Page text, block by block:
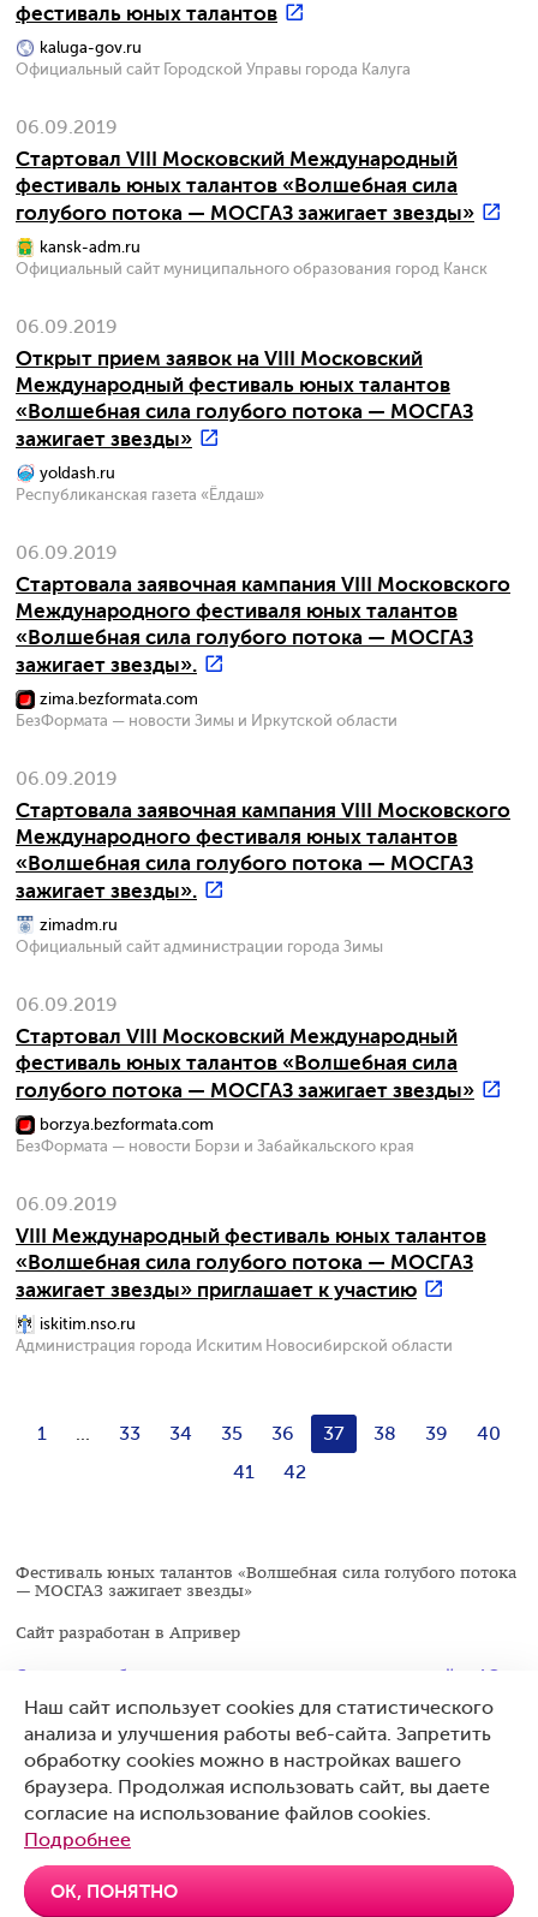
фестиваль юных талантов
kaluga-gov.ru
Официальный сайт Городской Управы города Калуга
06.09.2019
Стартовал VIII Московский Международный
фестиваль юных талантов «Волшебная сила
голубого потока — МОСГАЗ зажигает звезды»
kansk-adm.ru
Официальный сайт муниципального образования город Канск
06.09.2019
Открыт прием заявок на VIII Московский
Международный фестиваль юных талантов
«Волшебная сила голубого потока — МОСГАЗ
зажигает звезды»
yoldash.ru
Республиканская газета «Ёлдаш»
06.09.2019
Стартовала заявочная кампания VIII Московского
Международного фестиваля юных талантов
«Волшебная сила голубого потока — МОСГАЗ
зажигает звезды».
zima.bezformata.com
БезФормата — новости Зимы и Иркутской области
06.09.2019
Стартовала заявочная кампания VIII Московского
Международного фестиваля юных талантов
«Волшебная сила голубого потока — МОСГАЗ
зажигает звезды».
zimadm.ru
Официальный сайт администрации города Зимы
06.09.2019
Стартовал VIII Московский Международный
фестиваль юных талантов «Волшебная сила
голубого потока — МОСГАЗ зажигает звезды»
borzya.bezformata.com
БезФормата — новости Борзи и Забайкальского края
06.09.2019
VIII Международный фестиваль юных талантов
«Волшебная сила голубого потока — МОСГАЗ
зажигает звезды» приглашает к участию
iskitim.nso.ru
Администрация города Искитим Новосибирской области
1 ... 33 34 35 36 37 38 39
40
41
42
Фестиваль юных талантов «Волшебная сила голубого потока
— МОСГАЗ зажигает звезды»
Сайт разработан в Апривер
Следите за обновлениями в социальных сетях на сайте АО
mos-gaz.ru
Центральный офис АО «МОСГАЗ»: Москва, Мрузовский
Наш сайт использует cookies для статистического
анализа и улучшения работы веб-сайта. Запретить
обработку cookies можно в настройках вашего
браузера. Продолжая использовать сайт, вы даете
согласие на использование файлов cookies.
Подробнее
ОК, ПОНЯТНО